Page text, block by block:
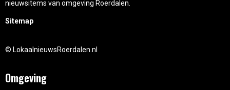
nieuwsitems van omgeving Roerdalen.
Sitemap
© LokaalnieuwsRoerdalen.nl
Omgeving